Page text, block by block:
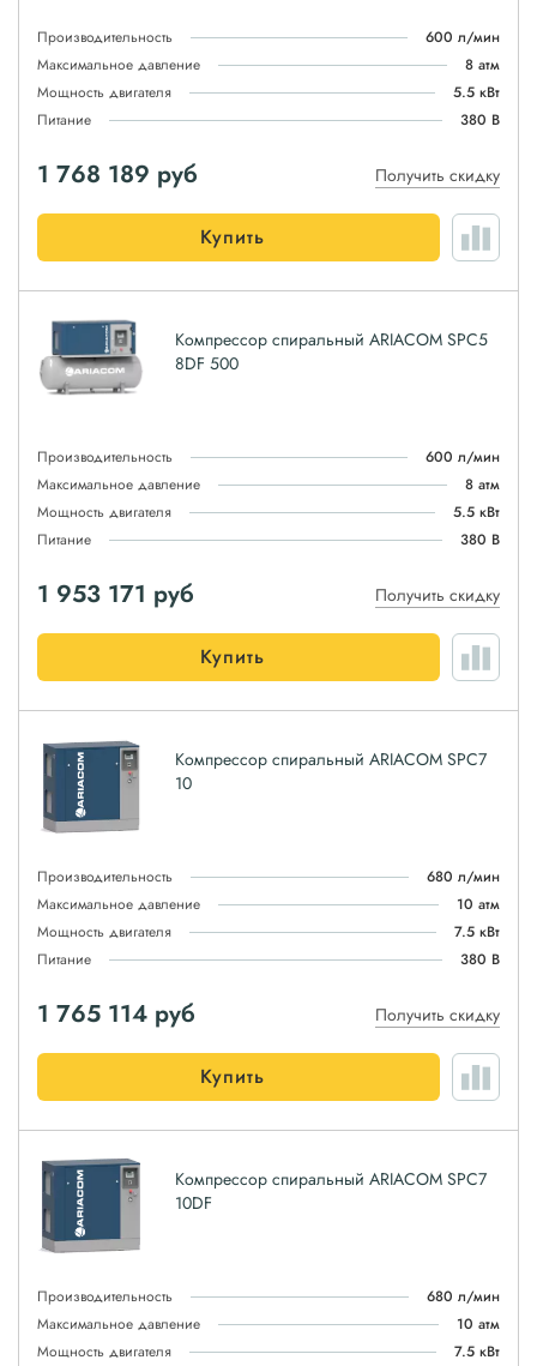
Производительность
600 л/мин
Максимальное давление
8 атм
Мощность двигателя
5.5 кВт
Питание
380 В
1 768 189 руб Получить скидку
Купить
Компрессор спиральный ARIACOM SPC5
8DF 500
Производительность
600 л/мин
Максимальное давление
8 атм
Мощность двигателя
5.5 кВт
Питание
380 В
1 953 171 руб Получить скидку
Купить
Компрессор спиральный ARIACOM SPC7
10
Производительность
680 л/мин
Максимальное давление
10 атм
Мощность двигателя
7.5 кВт
Питание
380 В
1 765 114 руб Получить скидку
Купить
Компрессор спиральный ARIACOM SPC7
10DF
Производительность
680 л/мин
Максимальное давление
10 атм
Мощность двигателя
7.5 кВт